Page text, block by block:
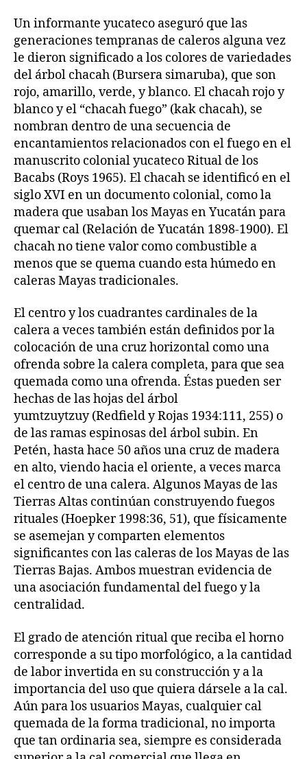
Un informante yucateco aseguró que las
generaciones tempranas de caleros alguna vez
le dieron significado a los colores de variedades
del árbol chacah (Bursera simaruba), que son
rojo, amarillo, verde, y blanco. El chacah rojo y
blanco y el “chacah fuego” (kak chacah), se
nombran dentro de una secuencia de
encantamientos relacionados con el fuego en el
manuscrito colonial yucateco Ritual de los
Bacabs (Roys 1965). El chacah se identificó en el
siglo XVI en un documento colonial, como la
madera que usaban los Mayas en Yucatán para
quemar cal (Relación de Yucatán 1898-1900). El
chacah no tiene valor como combustible a
menos que se quema cuando esta húmedo en
caleras Mayas tradicionales.
El centro y los cuadrantes cardinales de la
calera a veces también están definidos por la
colocación de una cruz horizontal como una
ofrenda sobre la calera completa, para que sea
quemada como una ofrenda. Éstas pueden ser
hechas de las hojas del árbol
yumtzuytzuy (Redfield y Rojas 1934:111, 255) o
de las ramas espinosas del árbol subin. En
Petén, hasta hace 50 años una cruz de madera
en alto, viendo hacia el oriente, a veces marca
el centro de una calera. Algunos Mayas de las
Tierras Altas continúan construyendo fuegos
rituales (Hoepker 1998:36, 51), que físicamente
se asemejan y comparten elementos
significantes con las caleras de los Mayas de las
Tierras Bajas. Ambos muestran evidencia de
una asociación fundamental del fuego y la
centralidad.
El grado de atención ritual que reciba el horno
corresponde a su tipo morfológico, a la cantidad
de labor invertida en su construcción y a la
importancia del uso que quiera dársele a la cal.
Aún para los usuarios Mayas, cualquier cal
quemada de la forma tradicional, no importa
que tan ordinaria sea, siempre es considerada